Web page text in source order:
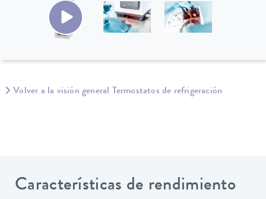
Volver a la visión general Termostatos de refrigeración
Características de rendimiento